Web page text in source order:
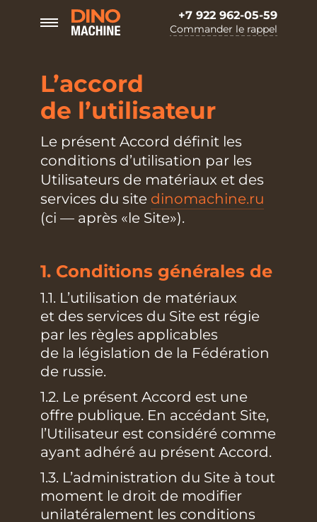
+7 922 962-05-59
Commander le rappel
L’accord
de l’utilisateur
Le présent Accord définit les
conditions d’utilisation par les
Utilisateurs de matériaux et des
services du site dinomachine.ru
(ci — après «le Site»).
1. Conditions générales de
1.1. L’utilisation de matériaux
et des services du Site est régie
par les règles applicables
de la législation de la Fédération
de russie.
1.2. Le présent Accord est une
offre publique. En accédant Site,
l’Utilisateur est considéré comme
ayant adhéré au présent Accord.
1.3. L’administration du Site à tout
moment le droit de modifier
unilatéralement les conditions